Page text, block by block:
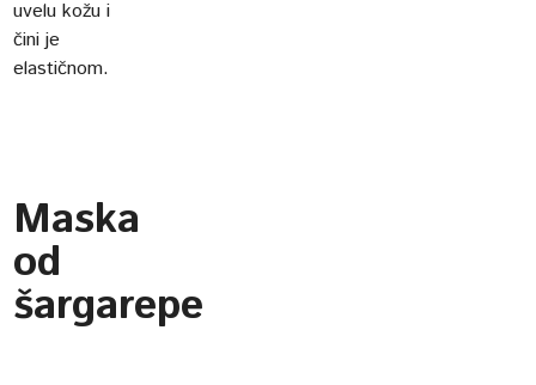
uvelu kožu i
čini je
elastičnom.
Maska
od
šargarepe